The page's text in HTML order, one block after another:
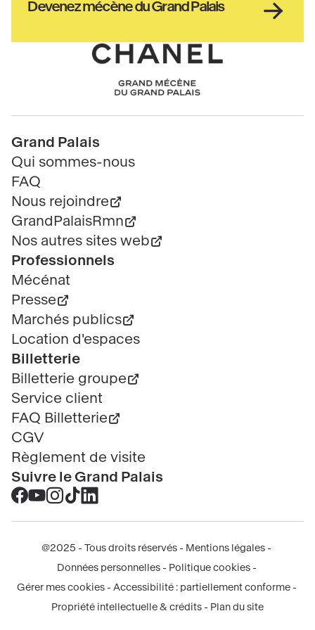
de
Devenez mécène du Grand Palais
Chanel
Pied
de
page
Grand Palais
Qui sommes-nous
FAQ
Nous rejoindre
GrandPalaisRmn
Nos autres sites web
Professionnels
Mécénat
Presse
Marchés publics
Location d'espaces
Billetterie
Billetterie groupe
Service client
FAQ Billetterie
CGV
Règlement de visite
Suivre le Grand Palais
Accéder
au
nouvelle
Accéder
au
nouvelle
fenêtre
Accéder
au
nouvelle
fenêtre
Accéder
au
tok
-
nouvelle
Accéder
au
-
nouvelle
fenêtre
légal
@2025 - Tous droits réservés
Mentions légales
Données personnelles
Politique cookies
Gérer mes cookies
Accessibilité : partiellement conforme
Propriété intellectuelle & crédits
Plan du site